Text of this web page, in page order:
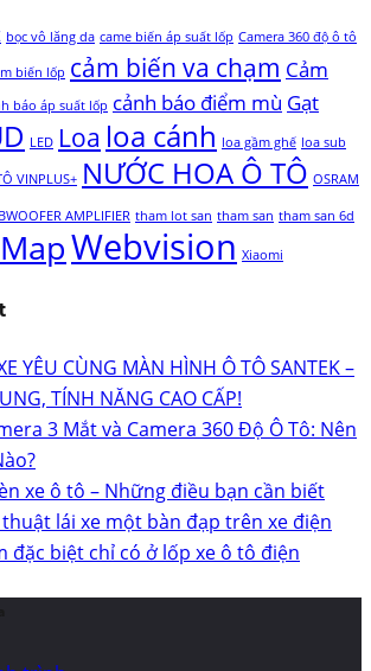
bọc vô lăng da came biến áp suất lốp Camera 360 độ ô tô
biến lốp cảm biến va chạm Cảm
báo áp suất lốp cảnh báo điểm mù Gạt
LED Loa loa cánh loa gầm ghế loa sub
VINPLUS+ NƯỚC HOA Ô TÔ OSRAM
AMPLIFIER tham lot san tham san tham san 6d
Webvision Xiaomi
YÊU CÙNG MÀN HÌNH Ô TÔ SANTEK –
TÍNH NĂNG CAO CẤP!
3 Mắt và Camera 360 Độ Ô Tô: Nên
xe ô tô – Những điều bạn cần biết
lái xe một bàn đạp trên xe điện
đặc biệt chỉ có ở lốp xe ô tô điện